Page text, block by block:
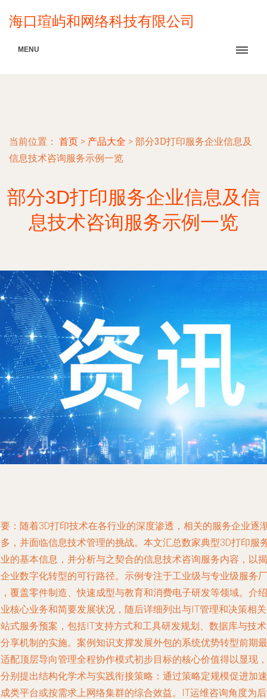
海口瑄屿和网络科技有限公司
MENU
当前位置： 首页 > 产品大全 > 部分3D打印服务企业信息及
信息技术咨询服务示例一览
部分3D打印服务企业信息及信
息技术咨询服务示例一览
：随着3D打印技术在各行业的深度渗透，相关的服务企业逐
，并面临信息技术管理的挑战。本文汇总数家典型3D打印服
的基本信息，并分析与之契合的信息技术咨询服务内容，以揭
业数字化转型的可行路径。示例专注于工业级与专业级服务厂
覆盖零件制造、快速成型与教育和消费电子研发等领域。介绍
核心业务和简要发展状况，随后详细列出与IT管理和决策相
式服务预案，包括IT支持方式和工具研发规划、数据库与技
享机制的实施。案例知识支撑发展外包的系统优势转型前期最
配顶层导向管理全程协作模式初步目标的核心价值得以显现，
别提出结构化学术与实践衔接策略：通过策略定规模促进加速
类平台或按需求上网络集群的综合效益。IT运维咨询角度为